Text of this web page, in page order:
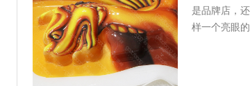
是品牌店，
样一个亮眼